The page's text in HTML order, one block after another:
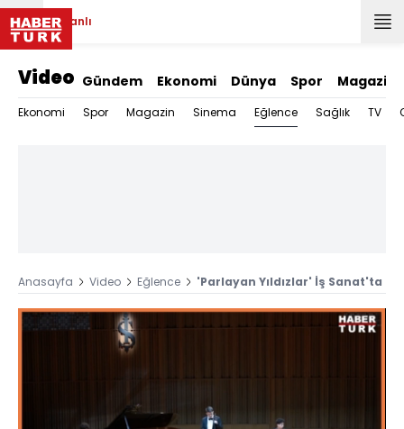
Canlı
Video Gündem Ekonomi Dünya Spor Magazin
Ekonomi Spor Magazin Sinema Eğlence Sağlık TV
Anasayfa Video Eğlence 'Parlayan Yıldızlar' İş Sanat'ta